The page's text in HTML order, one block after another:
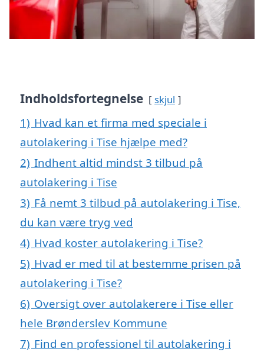
Indholdsfortegnelse skjul
1) Hvad kan et firma med speciale i
autolakering i Tise hjælpe med?
2) Indhent altid mindst 3 tilbud på
autolakering i Tise
3) Få nemt 3 tilbud på autolakering i Tise,
du kan være tryg ved
4) Hvad koster autolakering i Tise?
5) Hvad er med til at bestemme prisen på
autolakering i Tise?
6) Oversigt over autolakerere i Tise eller
hele Brønderslev Kommune
7) Find en professionel til autolakering i